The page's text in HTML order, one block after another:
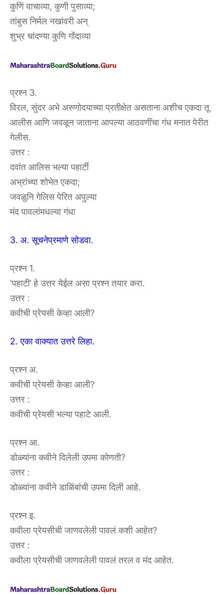
कुणिं वाचाव्या, कुणी पुसाव्या;
तांबुस निर्मल नखांवरी अन्
शुभ्र चांदण्या कुणि गोंदाव्या
प्रश्न 3.
विरल, सुंदर अभे अरुणोदयाच्या प्रतीक्षेत असताना अशीच एकदा तू
आलीस आणि जवळून जाताना आपल्या आठवणींचा गंध मनात पेरीत
गेलीस.
उत्तर :
दवांत आलिस भल्या पहार्टी
अभ्रांच्या शोभेत एकदा;
जवळुनि गेलिस पेरित अपुल्या
मंद पावलांमधल्या गंधा
3. अ. सूचनेप्रमाणे सोडवा.
प्रश्न 1.
‘पहाटी’ हे उत्तर येईल असा प्रश्न तयार करा.
उत्तर :
कवीची प्रेयसी केव्हा आली?
2. एका वाक्यात उत्तरे लिहा.
प्रश्न अ.
कवीची प्रेयसी केव्हा आली?
उत्तर :
कवीची प्रेयसी भल्या पहाटे आली.
प्रश्न आ.
डोळ्यांना कवीने दिलेली उपमा कोणती?
उत्तर :
डोळ्यांना कवीने डाळिंबांची उपमा दिली आहे.
प्रश्न इ.
कवीला प्रेयसीची जाणवलेली पावलं कशी आहेत?
उत्तर :
कवीला प्रेयसीची जाणवलेली पावलं तरल व मंद आहेत.